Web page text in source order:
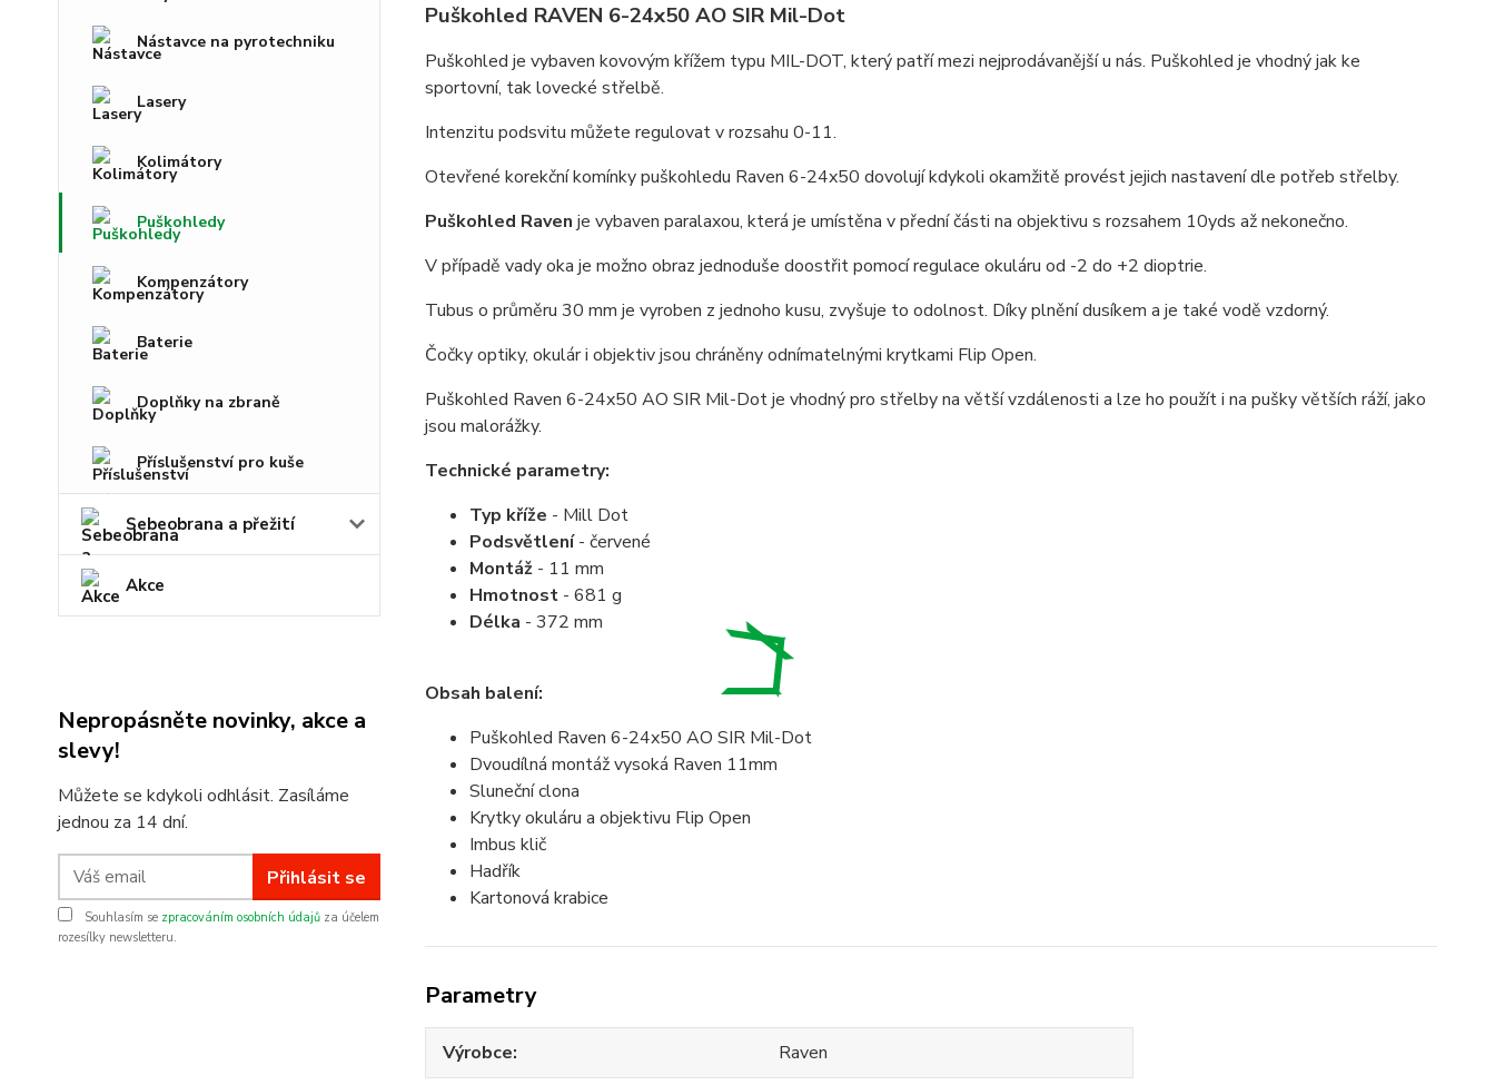
Nástavce na pyrotechniku
Lasery
Kolimátory
Puškohledy
Kompenzátory
Baterie
Doplňky na zbraně
Příslušenství pro kuše
Sebeobrana a přežití
Akce
Nepropásněte novinky, akce a
slevy!
Můžete se kdykoli odhlásit. Zasíláme
jednou za 14 dní.
Přihlásit se
Souhlasím se zpracováním osobních údajů za účelem
rozesílky newsletteru.
Puškohled RAVEN 6-24x50 AO SIR Mil-Dot
Puškohled je vybaven kovovým křížem typu MIL-DOT, který patří mezi nejprodávanější u nás. Puškohled je vhodný jak ke
sportovní, tak lovecké střelbě.
Intenzitu podsvitu můžete regulovat v rozsahu 0-11.
Otevřené korekční komínky puškohledu Raven 6-24x50 dovolují kdykoli okamžitě provést jejich nastavení dle potřeb střelby.
Puškohled Raven je vybaven paralaxou, která je umístěna v přední části na objektivu s rozsahem 10yds až nekonečno.
V případě vady oka je možno obraz jednoduše doostřit pomocí regulace okuláru od -2 do +2 dioptrie.
Tubus o průměru 30 mm je vyroben z jednoho kusu, zvyšuje to odolnost. Díky plnění dusíkem a je také vodě vzdorný.
Čočky optiky, okulár i objektiv jsou chráněny odnímatelnými krytkami Flip Open.
Puškohled Raven 6-24x50 AO SIR Mil-Dot je vhodný pro střelby na větší vzdálenosti a lze ho použít i na pušky větších ráží, jako
jsou malorážky.
Technické parametry:
Typ kříže - Mill Dot
Podsvětlení- červené
Montáž- 11 mm
Hmotnost- 681 g
Délka - 372 mm
Obsah balení:
Puškohled Raven 6-24x50 AO SIR Mil-Dot
Dvoudílná montáž vysoká Raven 11mm
Sluneční clona
Krytky okuláru a objektivu Flip Open
Imbus klič
Hadřík
Kartonová krabice
Parametry
Výrobce Raven